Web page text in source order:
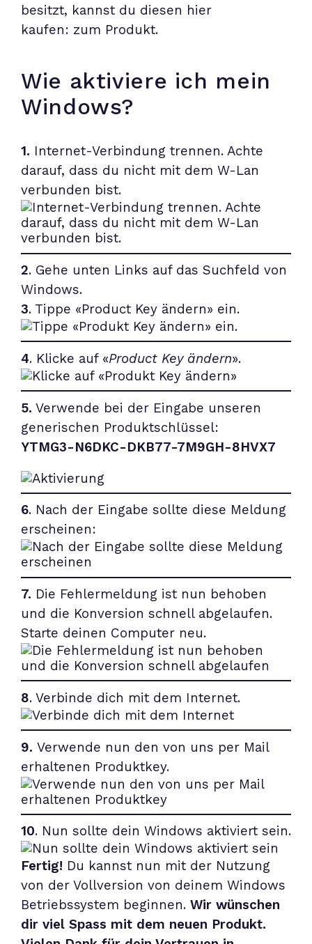
besitzt, kannst du diesen hier
kaufen: zum Produkt.
Wie aktiviere ich mein
Windows?
1. Internet-Verbindung trennen. Achte
darauf, dass du nicht mit dem W-Lan
verbunden bist.
2. Gehe unten Links auf das Suchfeld von
Windows.
3. Tippe «Product Key ändern» ein.
4. Klicke auf «Product Key ändern».
5. Verwende bei der Eingabe unseren
generischen Produktschlüssel:
YTMG3-N6DKC-DKB77-7M9GH-8HVX7
6. Nach der Eingabe sollte diese Meldung
erscheinen:
7. Die Fehlermeldung ist nun behoben
und die Konversion schnell abgelaufen.
Starte deinen Computer neu.
8. Verbinde dich mit dem Internet.
9. Verwende nun den von uns per Mail
erhaltenen Produktkey.
10. Nun sollte dein Windows aktiviert sein.
Fertig! Du kannst nun mit der Nutzung
von der Vollversion von deinem Windows
Betriebssystem beginnen. Wir wünschen
dir viel Spass mit dem neuen Produkt.